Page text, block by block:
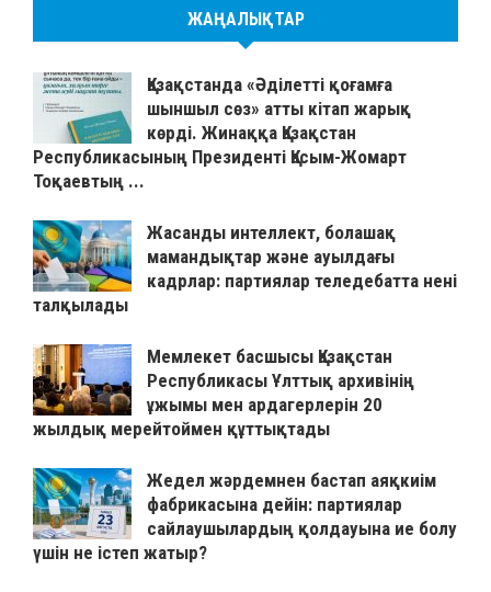
ЖАҢАЛЫҚТАР
Қазақстанда «Әділетті қоғамға
шыншыл сөз» атты кітап жарық
көрді. Жинаққа Қазақстан
Республикасының Президенті Қасым-Жомарт
Тоқаевтың ...
Жасанды интеллект, болашақ
мамандықтар және ауылдағы
кадрлар: партиялар теледебатта нені
талқылады
Мемлекет басшысы Қазақстан
Республикасы Ұлттық архивінің
ұжымы мен ардагерлерін 20
жылдық мерейтоймен құттықтады
Жедел жәрдемнен бастап аяқкиім
фабрикасына дейін: партиялар
сайлаушылардың қолдауына ие болу
үшін не істеп жатыр?